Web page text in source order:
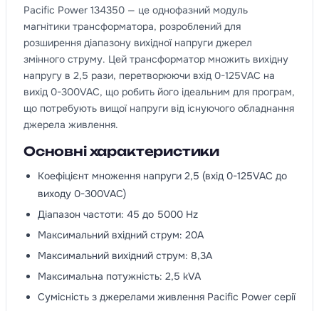
Pacific Power 134350 — це однофазний модуль
магнітики трансформатора, розроблений для
розширення діапазону вихідної напруги джерел
змінного струму. Цей трансформатор множить вихідну
напругу в 2,5 рази, перетворюючи вхід 0-125VAC на
вихід 0-300VAC, що робить його ідеальним для програм,
що потребують вищої напруги від існуючого обладнання
джерела живлення.
Основні характеристики
Коефіцієнт множення напруги 2,5 (вхід 0-125VAC до
виходу 0-300VAC)
Діапазон частоти: 45 до 5000 Hz
Максимальний вхідний струм: 20A
Максимальний вихідний струм: 8,3A
Максимальна потужність: 2,5 kVA
Сумісність з джерелами живлення Pacific Power серії